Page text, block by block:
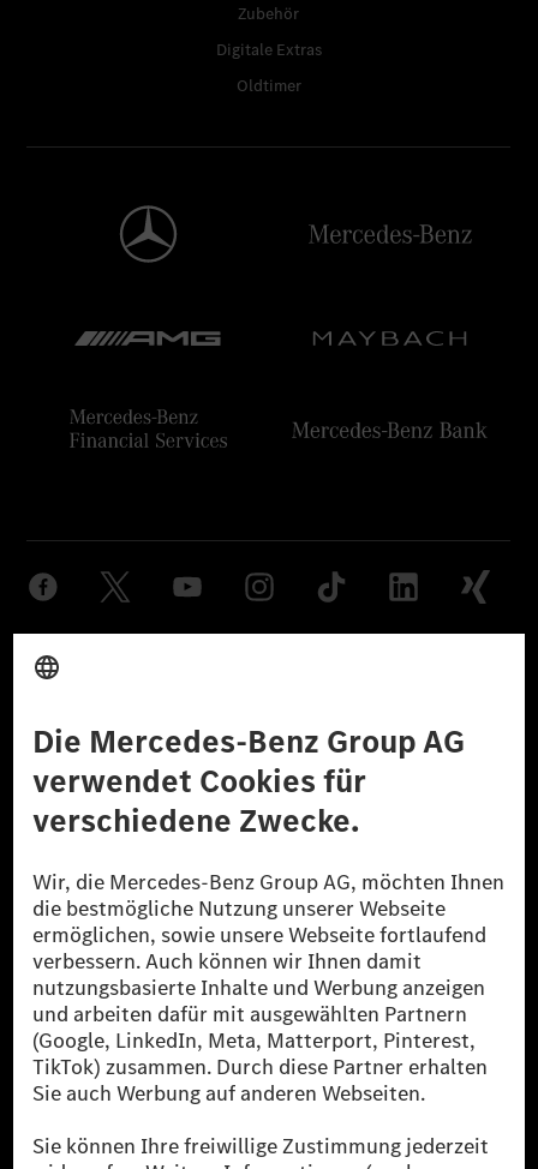
Zubehör
Digitale Extras
Oldtimer
© 2026 Mercedes-Benz Group AG. Alle Rechte vorbehalten.
reduzierte CO₂-Emissionen bei der Mercedes-Benz Group durch
zertifizierte Ausgleichsprojekte kompensiert werden.
[2] Renewable Charging ist ein integraler Bestandteil von MB.CHARGE
Public in Europa, den USA, Kanada und China. Sofern an der jeweiligen
Ladestation noch kein Strom aus erneuerbaren Energien vorliegt,
verwendet Renewable Charging Grünstromzertifikate*. Diese stellen
sicher, dass für Ladevorgänge über MB.CHARGE Public eine äquivalente
Strommenge aus erneuerbaren Energien ins Stromnetz eingespeist wird.
Sie stammen ausschließlich aus Wind- und Solarkraftanlagen, die jünger
als sechs Jahre sind.
* Inkl. EKOenergy Ökolabel
* Die angegebenen Werte wurden nach dem vorgeschriebenen
Messverfahren WLTP (Worldwide harmonised Light vehicles Test